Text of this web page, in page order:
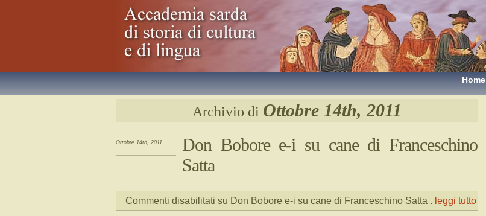
Home
Archivio di Ottobre 14th, 2011
Ottobre 14th, 2011
Don Bobore e-i su cane di Franceschino
Satta
Commenti disabilitati su Don Bobore e-i su cane di Franceschino Satta . leggi tutto